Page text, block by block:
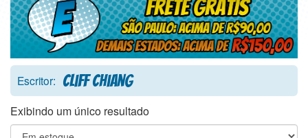
Escritor: Cliff Chiang
Exibindo um único resultado